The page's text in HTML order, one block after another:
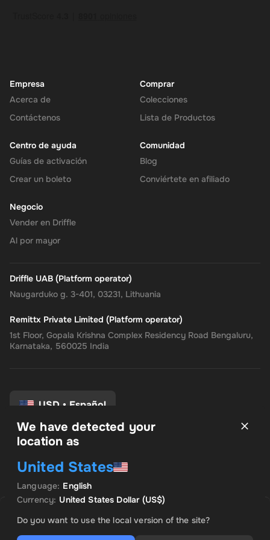
OFERTA DESTACADA
US$ 11.06
Empresa
Acerca de
Contáctenos
Comprar
Colecciones
Lista de Productos
Centro de ayuda
Guías de activación
Crear un boleto
Comunidad
Blog
Conviértete en afiliado
Negocio
Vender en Driffle
Al por mayor
Driffle UAB (Platform operator)
Naugarduko g. 3-401, 03231, Lithuania
Remittx Private Limited (Platform operator)
1st Floor, Gopala Krishna Complex Residency Road Bengaluru,
Karnataka, 560025 India
USD • Español
política de privacidad
Politica de reembolso
Preferencias de consentimiento
We have detected your
location as
United States
Language: English
Currency: United States Dollar(US$)
Do you want to use the local version of the site?